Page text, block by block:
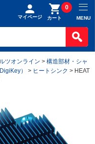
マイページ カート
0
MENU
ツオンライン > 構造部材・シャ
） > ヒートシンク > HEAT